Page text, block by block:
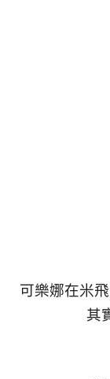
可樂娜在米
其